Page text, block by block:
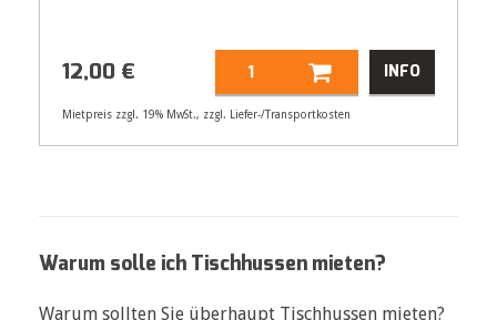
Artikelnummer
21490
12,00 € INFO
Mietpreis zzgl. 19% MwSt., zzgl. Liefer-/Transportkosten
Warum solle ich Tischhussen mieten?
Warum sollten Sie überhaupt Tischhussen mieten?